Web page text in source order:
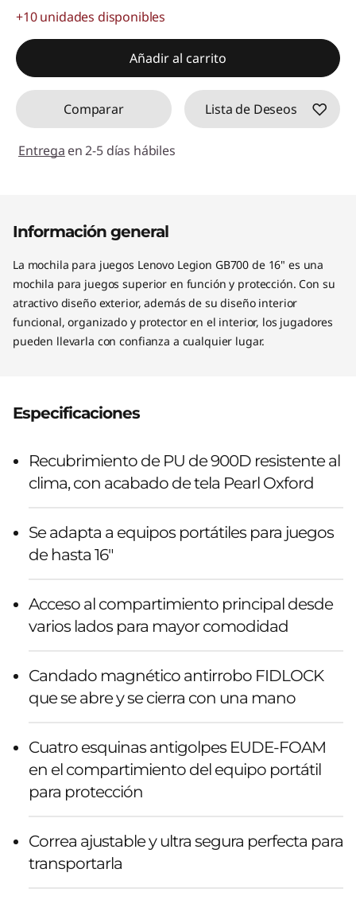
Ahorros instantáneos :
+10 unidades disponibles
Añadir al carrito
Comparar Lista de Deseos
Entrega en 2-5 días hábiles
Información general
La mochila para juegos Lenovo Legion GB700 de 16" es una
mochila para juegos superior en función y protección. Con su
atractivo diseño exterior, además de su diseño interior
funcional, organizado y protector en el interior, los jugadores
pueden llevarla con confianza a cualquier lugar.
Especificaciones
Recubrimiento de PU de 900D resistente al
clima, con acabado de tela Pearl Oxford
Se adapta a equipos portátiles para juegos
de hasta 16"
Acceso al compartimiento principal desde
varios lados para mayor comodidad
Candado magnético antirrobo FIDLOCK
que se abre y se cierra con una mano
Cuatro esquinas antigolpes EUDE-FOAM
en el compartimiento del equipo portátil
para protección
Correa ajustable y ultra segura perfecta para
transportarla